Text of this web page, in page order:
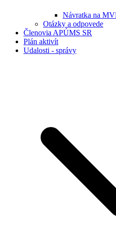
Návratka na
Otázky a odpovede
Členovia APÚMS SR
Plán aktivít
Udalosti - správy